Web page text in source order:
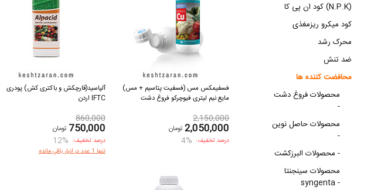
فسفیمکس مس (فسفیت پتاسیم + مس)
مایع نیم لیتری فیوچرکو فروغ دشت
2,150,000
2,050,000 تومان
درصد تخفیف: 4%
آلپاسید(قارچکش و باکتری کش) پودری
IFTC اردن
860,000
750,000 تومان
درصد تخفیف: 12%
تنها 1 عدد در انبار باقی مانده
کود ان پی کا (N.P.K)
کود میکرو ریزمغذی
محرک‌ رشد
ضد تنش
محافضت کننده ها
محصولات فروغ دشت
-
محصولات حاصل نوین
-
محصولات البرزکشت -
محصولات سینجنتا
syngenta -